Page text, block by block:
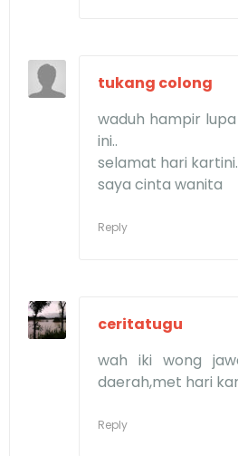
tukang colong
waduh hampir
ini..
selamat hari kartini.
saya cinta wanita
Reply
ceritatugu
wah iki wong
daerah,met hari
Reply